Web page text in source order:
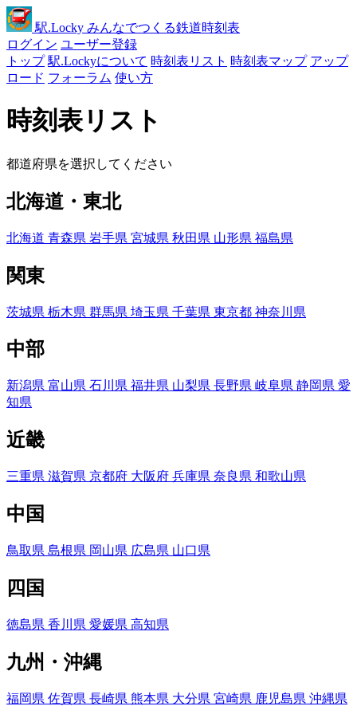
駅.Locky みんなでつくる鉄道時刻表
ログイン ユーザー登録
トップ 駅.Lockyについて 時刻表リスト 時刻表マップ アップ
ロード フォーラム 使い方
時刻表リスト
都道府県を選択してください
北海道・東北
北海道 青森県 岩手県 宮城県 秋田県 山形県 福島県
関東
茨城県 栃木県 群馬県 埼玉県 千葉県 東京都 神奈川県
中部
新潟県 富山県 石川県 福井県 山梨県 長野県 岐阜県 静岡県 愛
知県
近畿
三重県 滋賀県 京都府 大阪府 兵庫県 奈良県 和歌山県
中国
鳥取県 島根県 岡山県 広島県 山口県
四国
徳島県 香川県 愛媛県 高知県
九州・沖縄
福岡県 佐賀県 長崎県 熊本県 大分県 宮崎県 鹿児島県 沖縄県